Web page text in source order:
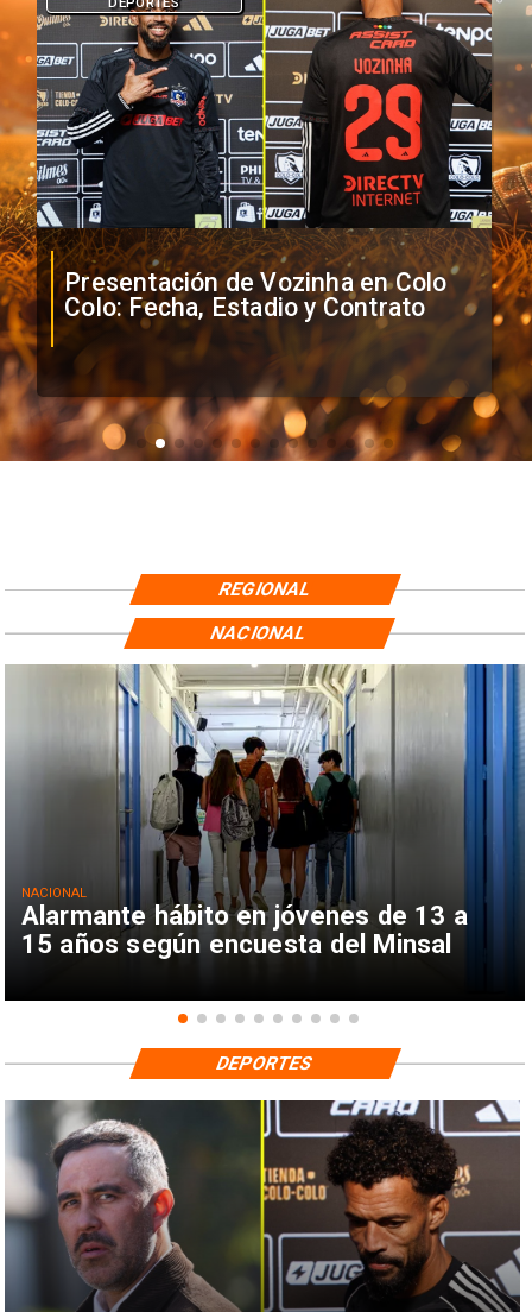
Presentación de Vozinha en Colo
Colo: Fecha, Estadio y Contrato
REGIONAL
Alarmante hábito en jóvenes de 13 a
15 años según encuesta del Minsal
NACIONAL
NACIONAL
DEPORTES